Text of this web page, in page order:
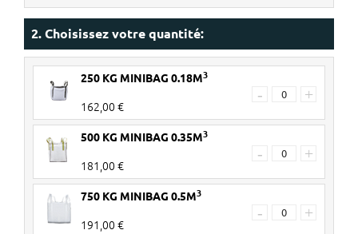
2. Choisissez votre quantité:
250 KG MINIBAG 0.18M3
162,00 €
- +
500 KG MINIBAG 0.35M3
181,00 €
- +
750 KG MINIBAG 0.5M3
191,00 €
- +